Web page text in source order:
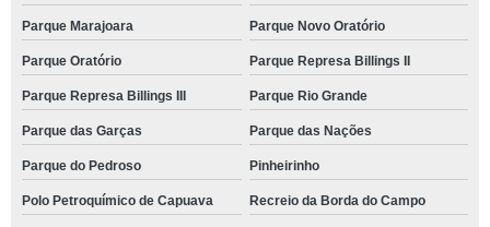
Parque Marajoara Parque Novo Oratório
Parque Oratório Parque Represa Billings II
Parque Represa Billings III Parque Rio Grande
Parque das Garças Parque das Nações
Parque do Pedroso Pinheirinho
Polo Petroquímico de Capuava Recreio da Borda do Campo